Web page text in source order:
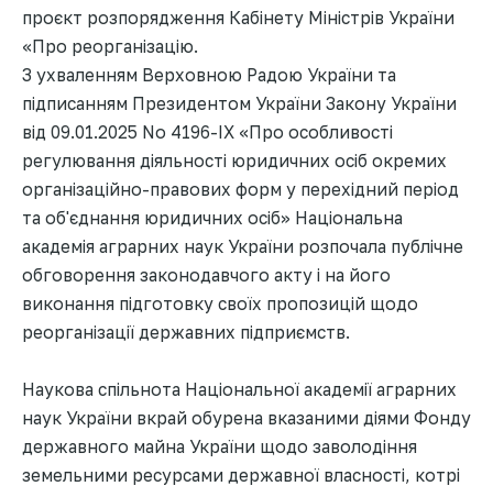
проєкт розпорядження Кабінету Міністрів України
«Про реорганізацію.
З ухваленням Верховною Радою України та
підписанням Президентом України Закону України
від 09.01.2025 No 4196-IX «Про особливості
регулювання діяльності юридичних осіб окремих
організаційно-правових форм у перехідний період
та об'єднання юридичних осіб» Національна
академія аграрних наук України розпочала публічне
обговорення законодавчого акту і на його
виконання підготовку своїх пропозицій щодо
реорганізації державних підприємств.
Наукова спільнота Національної академії аграрних
наук України вкрай обурена вказаними діями Фонду
державного майна України щодо заволодіння
земельними ресурсами державної власності, котрі